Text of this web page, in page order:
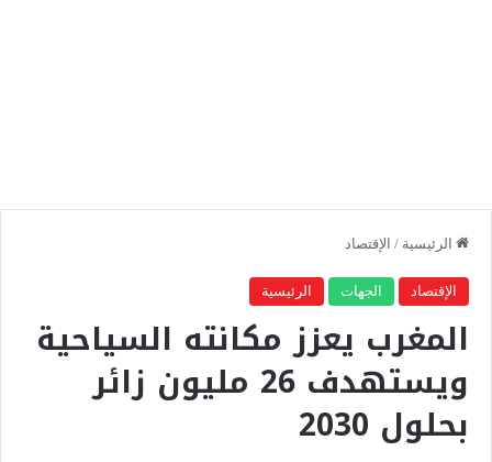
الرئيسية / الإقتصاد
الإقتصاد الجهات الرئيسية
المغرب يعزز مكانته السياحية
ويستهدف 26 مليون زائر
بحلول 2030